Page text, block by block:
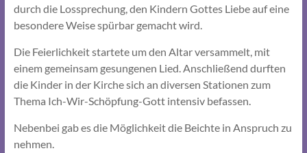
durch die Lossprechung, den Kindern Gottes Liebe auf eine
besondere Weise spürbar gemacht wird.
Die Feierlichkeit startete um den Altar versammelt, mit
einem gemeinsam gesungenen Lied. Anschließend durften
die Kinder in der Kirche sich an diversen Stationen zum
Thema Ich-Wir-Schöpfung-Gott intensiv befassen.
Nebenbei gab es die Möglichkeit die Beichte in Anspruch zu
nehmen.